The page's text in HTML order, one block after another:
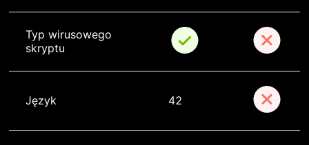
Typ wirusowego
skryptu
Język 42